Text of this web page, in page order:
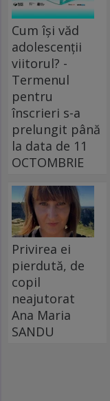
Cum își văd
adolescenții
viitorul? -
Termenul
pentru
înscrieri s-a
prelungit până
la data de 11
OCTOMBRIE
Privirea ei
pierdută, de
copil
neajutorat
Ana Maria
SANDU